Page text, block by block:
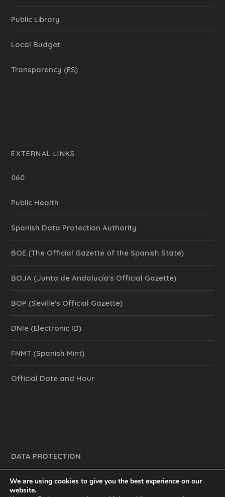
Public Library
Local Budget
Transparency (ES)
EXTERNAL LINKS
060
Public Health
Spanish Data Protection Authority
BOE (The Official Gazette of the Spanish State)
BOJA (Junta de Andalucía's Official Gazette)
BOP (Seville's Official Gazette)
DNIe (Electronic ID)
FNMT (Spanish Mint)
Official Date and Hour
DATA PROTECTION
We are using cookies to give you the best experience on our
website.